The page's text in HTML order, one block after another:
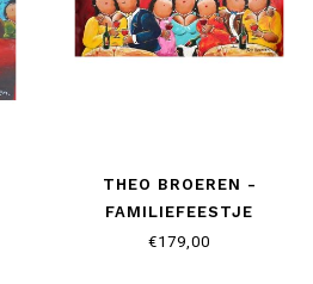
THEO BROEREN -
FAMILIEFEESTJE
€179,00